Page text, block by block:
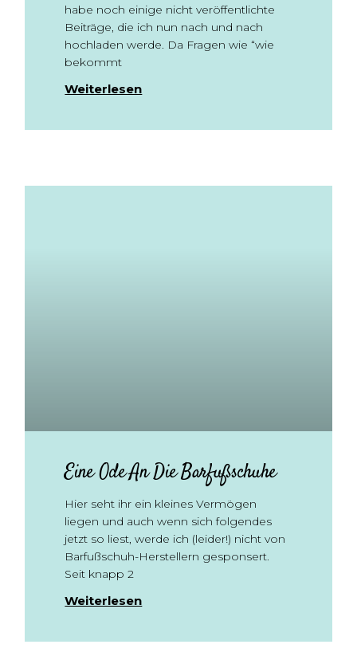
habe noch einige nicht veröffentlichte
Beiträge, die ich nun nach und nach
hochladen werde. Da Fragen wie “wie
bekommt
Weiterlesen
Eine Ode An Die Barfußschuhe
Hier seht ihr ein kleines Vermögen
liegen und auch wenn sich folgendes
jetzt so liest, werde ich (leider!) nicht von
Barfußschuh-Herstellern gesponsert.
Seit knapp 2
Weiterlesen